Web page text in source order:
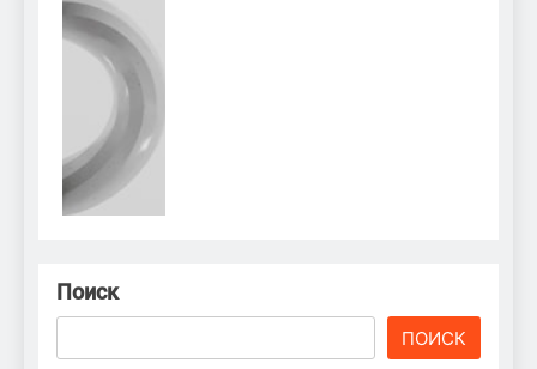
Поиск
ПОИСК